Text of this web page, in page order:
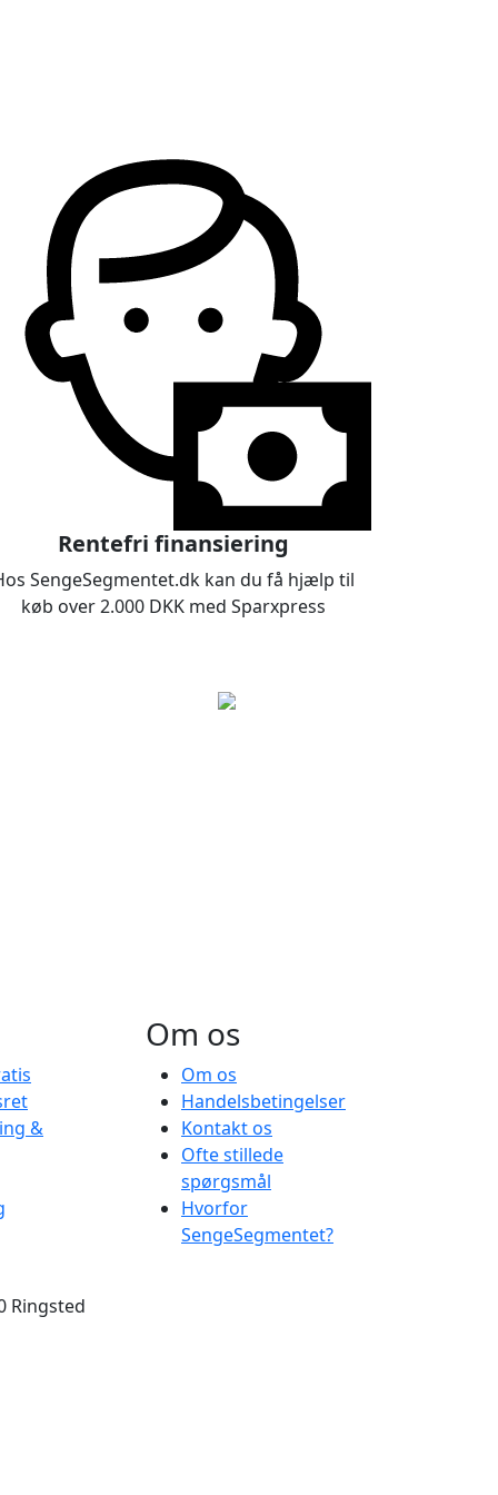
Rentefri finansiering
SengeSegmentet.dk kan du få hjælp til
køb over 2.000 DKK med Sparxpress
&
Om os
Om os
Handelsbetingelser
Kontakt os
Ofte stillede
spørgsmål
Hvorfor
SengeSegmentet?
Ringsted